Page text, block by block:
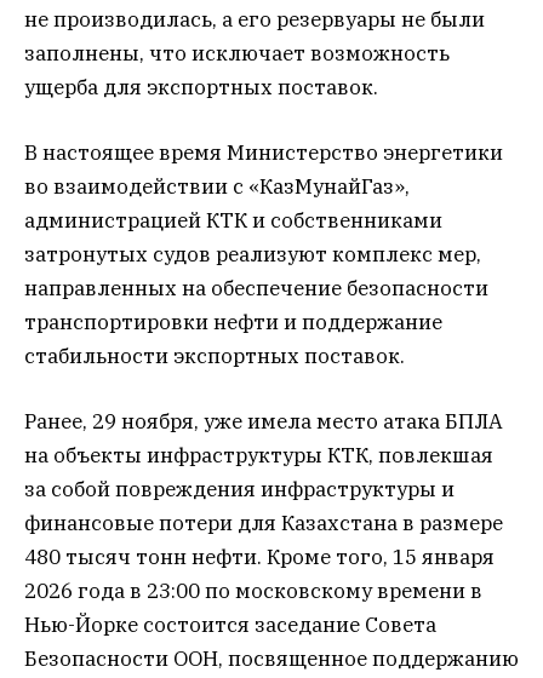
не производилась, а его резервуары не были
заполнены, что исключает возможность
ущерба для экспортных поставок.
В настоящее время Министерство энергетики
во взаимодействии с «КазМунайГаз»,
администрацией КТК и собственниками
затронутых судов реализуют комплекс мер,
направленных на обеспечение безопасности
транспортировки нефти и поддержание
стабильности экспортных поставок.
Ранее, 29 ноября, уже имела место атака БПЛА
на объекты инфраструктуры КТК, повлекшая
за собой повреждения инфраструктуры и
финансовые потери для Казахстана в размере
480 тысяч тонн нефти. Кроме того, 15 января
2026 года в 23:00 по московскому времени в
Нью-Йорке состоится заседание Совета
Безопасности ООН, посвященное поддержанию